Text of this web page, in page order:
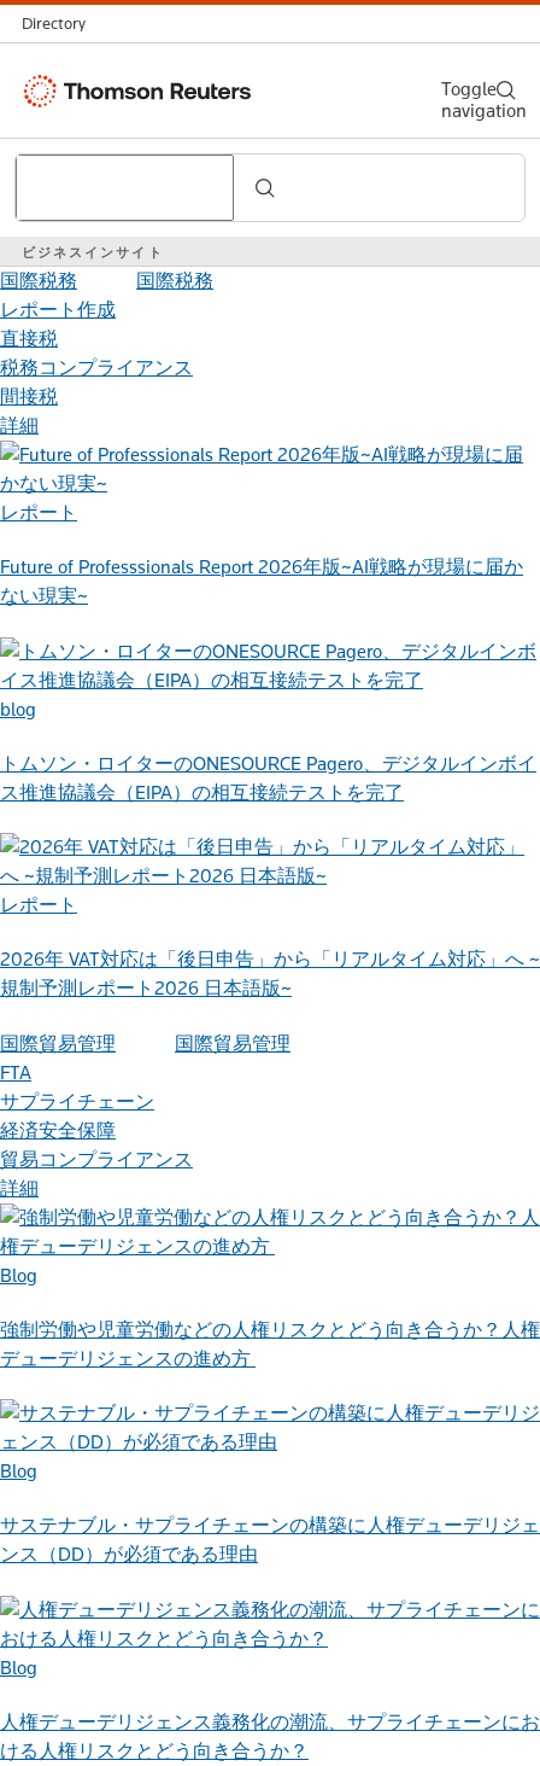
Directory
Thomson
ビジネスインサイト
Search
Toggle
navigation
国際税務
国際税務
レポート作成
直接税
税務コンプライアンス
間接税
詳細
レポート
Future of Professsionals Report 2026年版~AI戦略が現場に届か
ない現実~
blog
トムソン・ロイターのONESOURCE Pagero、デジタルインボイ
ス推進協議会（EIPA）の相互接続テストを完了
レポート
2026年 VAT対応は「後日申告」から「リアルタイム対応」へ ~
規制予測レポート2026 日本語版~
国際貿易管理
国際貿易管理
FTA
サプライチェーン
経済安全保障
貿易コンプライアンス
詳細
Blog
強制労働や児童労働などの人権リスクとどう向き合うか？人権
デューデリジェンスの進め方
Blog
サステナブル・サプライチェーンの構築に人権デューデリジェ
ンス（DD）が必須である理由
Blog
人権デューデリジェンス義務化の潮流、サプライチェーンにお
ける人権リスクとどう向き合うか？